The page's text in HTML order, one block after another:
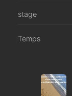
stage
Temps